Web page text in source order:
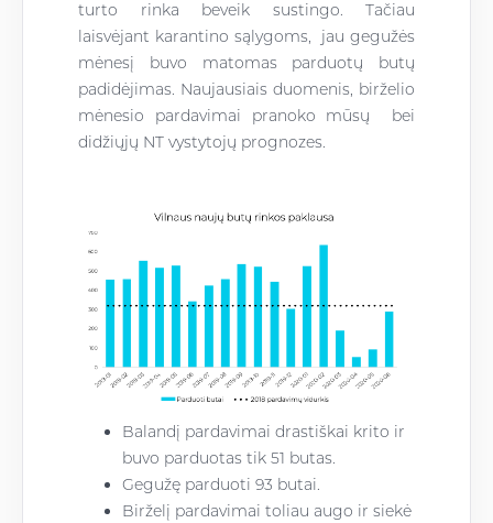
turto rinka beveik sustingo. Tačiau
laisvėjant karantino sąlygoms, jau gegužės
mėnesį buvo matomas parduotų butų
padidėjimas. Naujausiais duomenis, birželio
mėnesio pardavimai pranoko mūsų bei
didžiųjų NT vystytojų prognozes.
Balandį pardavimai drastiškai krito ir
buvo parduotas tik 51 butas.
Gegužę parduoti 93 butai.
Birželį pardavimai toliau augo ir siekė